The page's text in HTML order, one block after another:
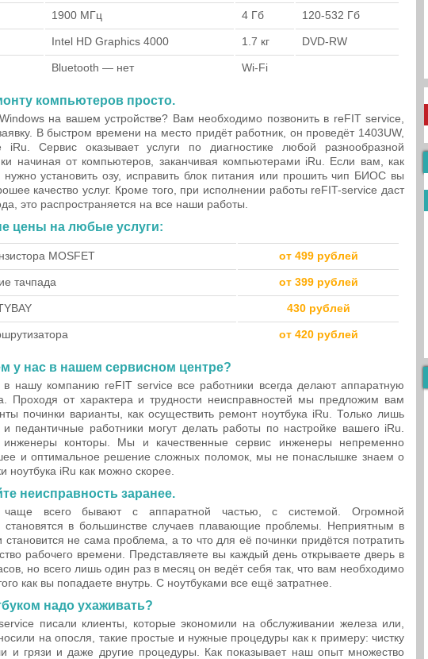
1900 МГц 4 Гб 120-532 Гб
Intel HD Graphics 4000 1.7 кг DVD-RW
Bluetooth — нет Wi-Fi
компьютеров просто.
на вашем устройстве? Вам необходимо позвонить в reFIT service,
В быстром времени на место придёт работник, он проведёт 1403UW,
Сервис оказывает услуги по диагностике любой разнообразной
начиная от компьютеров, заканчивая компьютерами iRu. Если вам, как
установить озу, исправить блок питания или прошить чип БИОС вы
качество услуг. Кроме того, при исполнении работы reFIT-service даст
это распространяется на все наши работы.
цены на любые услуги:
MOSFET от 499 рублей
тачпада от 399 рублей
430 рублей
от 420 рублей
у нас в нашем сервисном центре?
нашу компанию reFIT service все работники всегда делают аппаратную
Проходя от характера и трудности неисправностей мы предложим вам
починки варианты, как осуществить ремонт ноутбука iRu. Только лишь
педантичные работники могут делать работы по настройке вашего iRu.
инженеры конторы. Мы и качественные сервис инженеры непременно
и оптимальное решение сложных поломок, мы не понаслышке знаем о
ноутбука iRu как можно скорее.
неисправность заранее.
чаще всего бывают с аппаратной частью, с системой. Огромной
становятся в большинстве случаев плавающие проблемы. Неприятным в
становится не сама проблема, а то что для её починки придётся потратить
рабочего времени. Представляете вы каждый день открываете дверь в
но всего лишь один раз в месяц он ведёт себя так, что вам необходимо
как вы попадаете внутрь. С ноутбуками все ещё затратнее.
надо ухаживать?
писали клиенты, которые экономили на обслуживании железа или,
на опосля, такие простые и нужные процедуры как к примеру: чистку
и грязи и даже другие процедуры. Как показывает наш опыт множество